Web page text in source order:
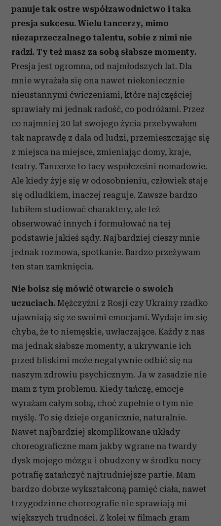
panuje tak ostre współzawodnictwo i taka
presja sukcesu. Wielu tancerzy, mimo
niezaprzeczalnego talentu, sobie z nimi nie
radzi. Ty też masz za sobą słabsze momenty.
Presja jest ogromna, od najmłodszych lat. Dla
mnie wyrażała się ona nawet niekoniecznie
nieustannymi ćwiczeniami, które najczęściej
sprawiały mi jednak radość, co podróżami. Przez
co najmniej 20 lat swojego życia przebywałem
tak naprawdę z dala od ludzi, przemieszczając się
z miejsca na miejsce, zmieniając domy, kraje,
teatry. Tancerze to tacy współcześni nomadowie.
Ale kiedy żyje się w odosobnieniu, człowiek staje
się odludkiem, inaczej reaguje. Zawsze bardzo
lubiłem studiować charaktery, ale też
obserwować innych i formułować na tej
podstawie jakieś sądy. Najbardziej cieszy mnie
jednak rozmowa, spotkanie. Bardzo przeżywam
ten stan zamknięcia.
Nie boisz się mówić otwarcie o swoich
uczuciach. Mężczyźni z Rosji czy Ukrainy rzadko
ujawniają się ze swoimi emocjami. Wydaje im się
chyba, że to niemęskie, uwłaczające. Każdy z nas
ma jednak słabsze momenty, a ukrywanie ich
przed bliskimi może negatywnie odbić się na
naszym zdrowiu psychicznym. Ja w zasadzie nie
mam z tym problemu. Kiedy tańczę, emocje
wyrażam całym sobą, choć zupełnie o tym nie
myślę. To się dzieje organicznie, naturalnie.
Nawet najbardziej skomplikowane układy
choreograficzne mam jakby wgrane na twardy
dysk mojego mózgu i obudzony w środku nocy
potrafię zatańczyć najtrudniejsze partie. Mam
bardzo dobrze wykształconą pamięć ciała, nawet
trzygodzinne choreografie nie sprawiają mi
większych trudności. Z kolei w filmach gram